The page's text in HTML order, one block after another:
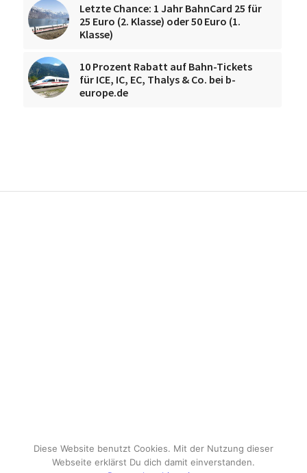
Letzte Chance: 1 Jahr BahnCard 25 für
25 Euro (2. Klasse) oder 50 Euro (1.
Klasse)
10 Prozent Rabatt auf Bahn-Tickets
für ICE, IC, EC, Thalys & Co. bei b-
europe.de
Diese Website benutzt Cookies. Mit der Nutzung dieser
Webseite erklärst Du dich damit einverstanden.